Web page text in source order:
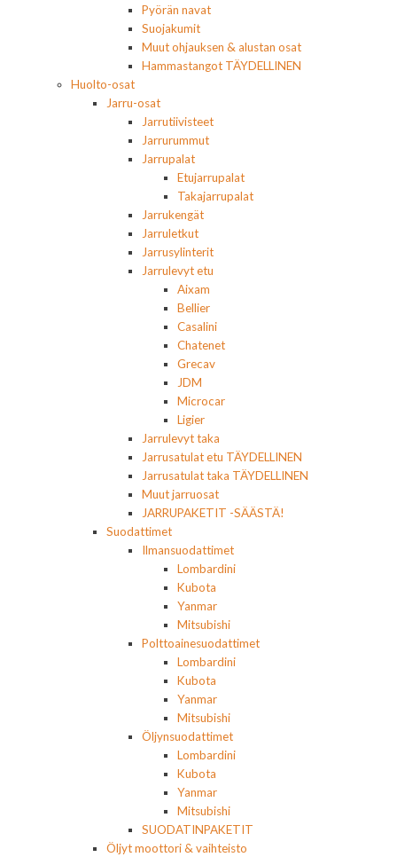
Pyörän navat
Suojakumit
Muut ohjauksen & alustan osat
Hammastangot TÄYDELLINEN
Huolto-osat
Jarru-osat
Jarrutiivisteet
Jarrurummut
Jarrupalat
Etujarrupalat
Takajarrupalat
Jarrukengät
Jarruletkut
Jarrusylinterit
Jarrulevyt etu
Aixam
Bellier
Casalini
Chatenet
Grecav
JDM
Microcar
Ligier
Jarrulevyt taka
Jarrusatulat etu TÄYDELLINEN
Jarrusatulat taka TÄYDELLINEN
Muut jarruosat
JARRUPAKETIT -SÄÄSTÄ!
Suodattimet
Ilmansuodattimet
Lombardini
Kubota
Yanmar
Mitsubishi
Polttoainesuodattimet
Lombardini
Kubota
Yanmar
Mitsubishi
Öljynsuodattimet
Lombardini
Kubota
Yanmar
Mitsubishi
SUODATINPAKETIT
Öljyt moottori & vaihteisto